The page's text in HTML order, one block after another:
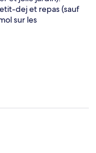
dej et repas (sauf
sur les